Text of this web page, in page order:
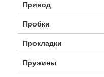
Привод
Пробки
Прокладки
Пружины